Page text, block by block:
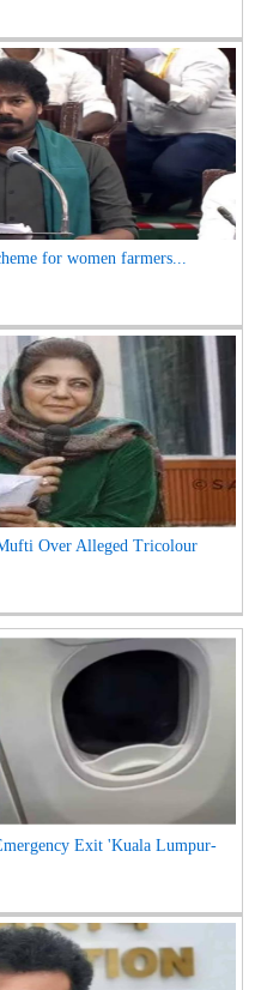
for women farmers...
Over Alleged Tricolour
Exit 'Kuala Lumpur-